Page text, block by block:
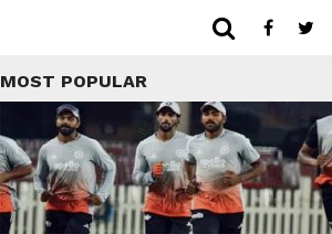
MOST POPULAR